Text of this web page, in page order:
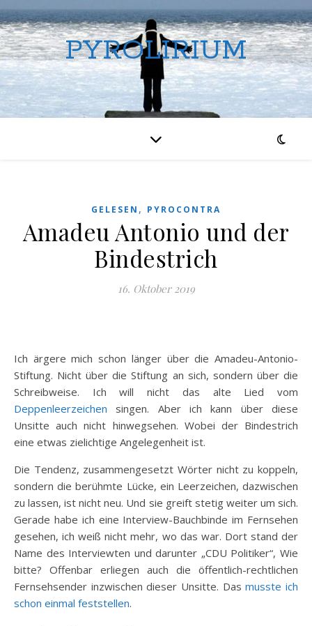
PYROLIRIUM
GELESEN , PYROCONTRA
Amadeu Antonio und der
Bindestrich
16. Oktober 2019
Ich ärgere mich schon länger über die Amadeu-Antonio-
Stiftung. Nicht über die Stiftung an sich, sondern über die
Schreibweise. Ich will nicht das alte Lied vom
Deppenleerzeichen singen. Aber ich kann über diese
Unsitte auch nicht hinwegsehen. Wobei der Bindestrich
eine etwas zielichtige Angelegenheit ist.
Die Tendenz, zusammengesetzt Wörter nicht zu koppeln,
sondern die berühmte Lücke, ein Leerzeichen, dazwischen
zu lassen, ist nicht neu. Und sie greift stetig weiter um sich.
Gerade habe ich eine Interview-Bauchbinde im Fernsehen
gesehen, ich weiß nicht mehr, wo das war. Dort stand der
Name des Interviewten und darunter „CDU Politiker“, Wie
bitte? Offenbar erliegen auch die öffentlich-rechtlichen
Fernsehsender inzwischen dieser Unsitte. Dasmusste ich
schon einmal feststellen.